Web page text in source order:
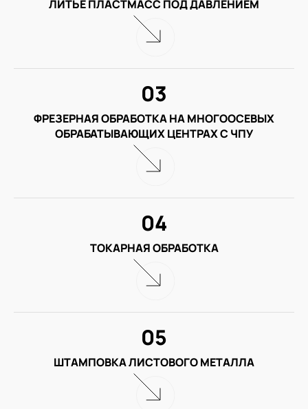
ЛИТЬЕ ПЛАСТМАСС ПОД ДАВЛЕНИЕМ
ФРЕЗЕРНАЯ ОБРАБОТКА НА МНОГООСЕВЫХ
ОБРАБАТЫВАЮЩИХ ЦЕНТРАХ С ЧПУ
03
ТОКАРНАЯ ОБРАБОТКА
04
ШТАМПОВКА ЛИСТОВОГО МЕТАЛЛА
05